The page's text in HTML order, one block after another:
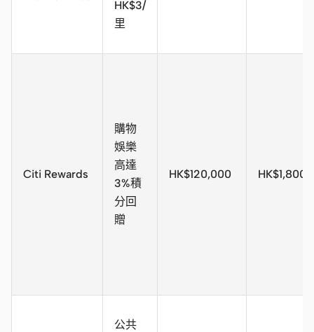
HK$3/
里
Citi Rewards
購物
娛樂
高達
3%積
分回
贈
HK$120,000 HK$1,800
公共